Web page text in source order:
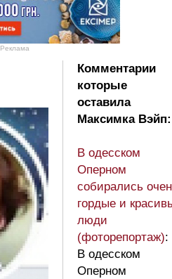
Реклама
Комментарии
которые
оставила
Максимка Вэйп:
В одесском
Оперном
собирались
гордые и
люди
(фоторепортаж):
В одесском
Оперном